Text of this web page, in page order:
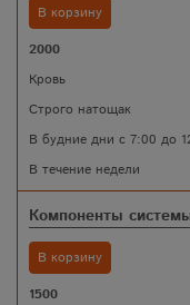
В корзину
2000
Кровь
Строго натощак
В будние дни с 7:00 до
В течение недели
Компоненты
В корзину
1500